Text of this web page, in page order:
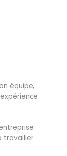
équipe,
travailler